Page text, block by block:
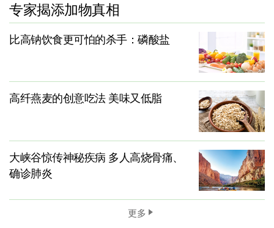
专家揭添加物真相
比高钠饮食更可怕的杀手：磷酸盐
高纤燕麦的创意吃法 美味又低脂
大峡谷惊传神秘疾病 多人高烧骨痛、
确诊肺炎
更多